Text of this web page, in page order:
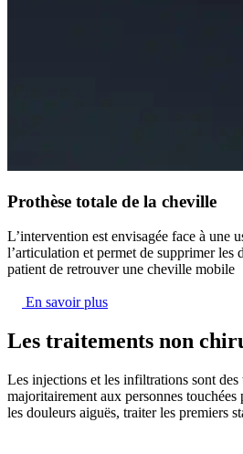
Prothèse totale de la cheville
L’intervention est envisagée face à une
l’articulation et permet de supprimer les
patient de retrouver une cheville mobile
En savoir plus
Les traitements non
Les injections et les infiltrations sont des
majoritairement aux personnes touchées
les douleurs aiguës, traiter les premiers